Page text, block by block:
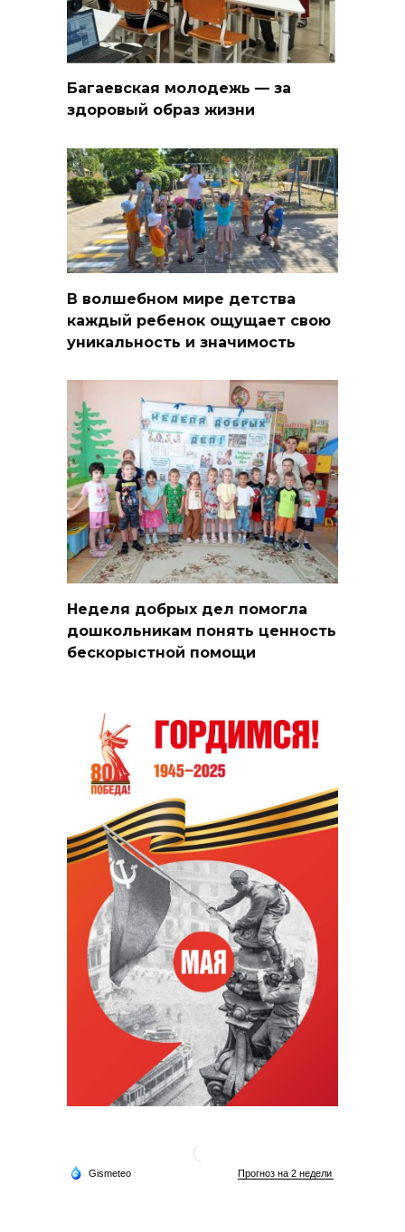
Багаевская молодежь — за
здоровый образ жизни
В волшебном мире детства
каждый ребенок ощущает свою
уникальность и значимость
Неделя добрых дел помогла
дошкольникам понять ценность
бескорыстной помощи